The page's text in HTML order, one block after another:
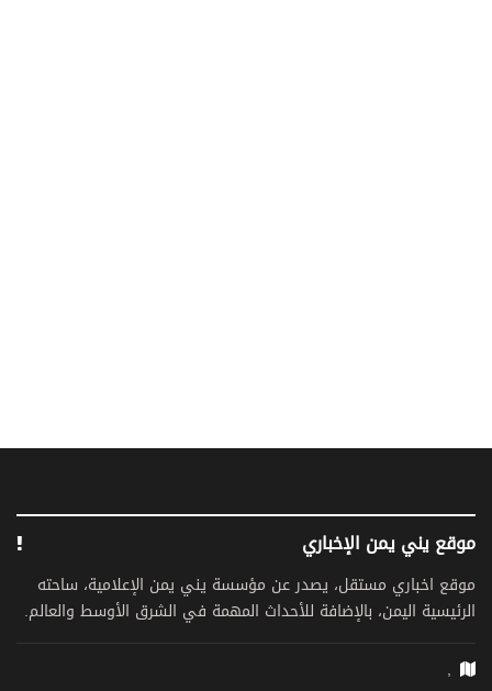
موقع يني يمن الإخباري
موقع اخباري مستقل، يصدر عن مؤسسة يني يمن الإعلامية، ساحته
الرئيسية اليمن، بالإضافة للأحداث المهمة في الشرق الأوسط والعالم.
,